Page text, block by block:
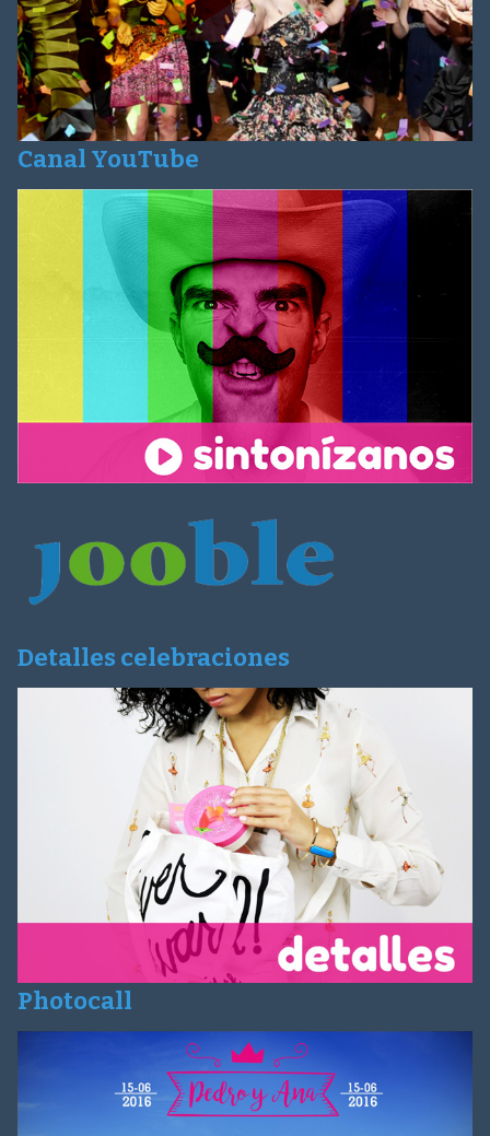
Canal YouTube
Detalles celebraciones
Photocall